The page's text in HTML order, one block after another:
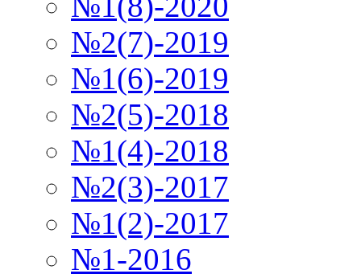
№2(7)-2019
№1(6)-2019
№2(5)-2018
№1(4)-2018
№2(3)-2017
№1(2)-2017
№1-2016